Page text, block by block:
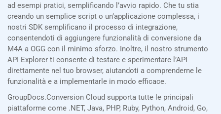
ad esempi pratici, semplificando l’avvio rapido. Che tu stia
creando un semplice script o un’applicazione complessa, i
nostri SDK semplificano il processo di integrazione,
consentendoti di aggiungere funzionalità di conversione da
M4A a OGG con il minimo sforzo. Inoltre, il nostro strumento
API Explorer ti consente di testare e sperimentare l’API
direttamente nel tuo browser, aiutandoti a comprenderne le
funzionalità e a implementarle in modo efficace.
GroupDocs.Conversion Cloud supporta tutte le principali
piattaforme come .NET, Java, PHP, Ruby, Python, Android, Go,